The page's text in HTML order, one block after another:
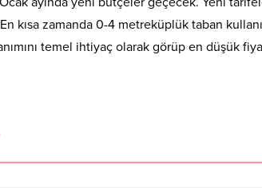
kısa zamanda 0-4 metreküplük taban
temel ihtiyaç olarak görüp en düşük